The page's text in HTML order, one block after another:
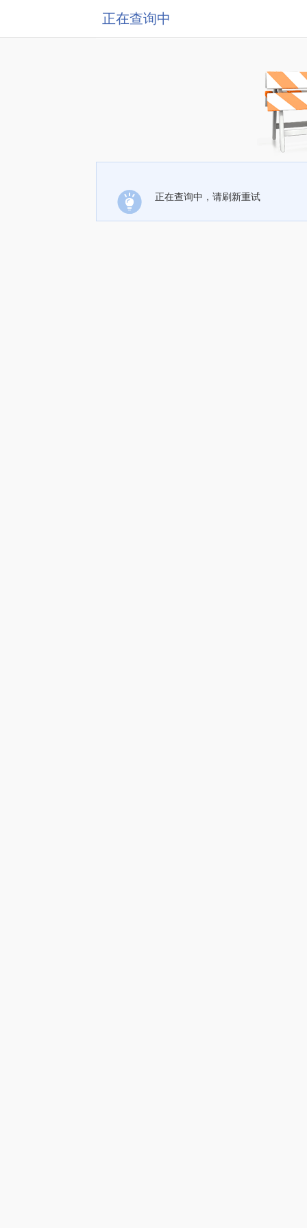
正在查询中
正在查询中，请刷新重试